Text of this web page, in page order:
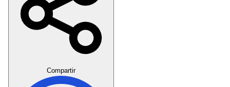
Compartir